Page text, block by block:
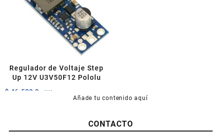
Regulador de Voltaje Step
Up 12V U3V50F12 Pololu
$ 46.500,0 +IVA
Añade tu contenido aquí
CONTACTO